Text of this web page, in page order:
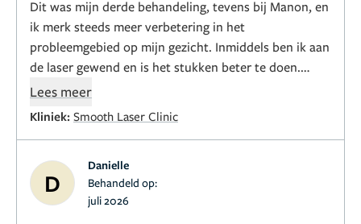
Dit was mijn derde behandeling, tevens bij Manon, en
ik merk steeds meer verbetering in het
probleemgebied op mijn gezicht. Inmiddels ben ik aan
de laser gewend en is het stukken beter te doen.
Manon communiceert duidelijk over wat er staat te
vakkundig. Ik raad de kliniek dan ook zeker aan!
Lees meer
Kliniek: Smooth Laser Clinic
D
Danielle
Behandeld op:
juli 2026